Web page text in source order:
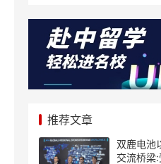
推荐文章
双鹿电池
交流桥梁